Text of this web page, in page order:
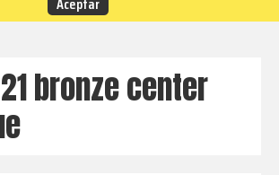
bronze center